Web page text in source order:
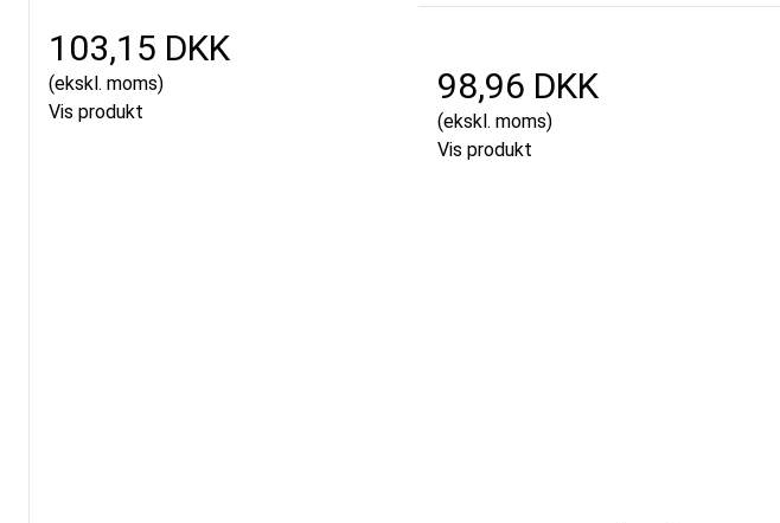
103,15 DKK
(ekskl. moms)
Vis produkt
98,96 DKK
(ekskl. moms)
Vis produkt